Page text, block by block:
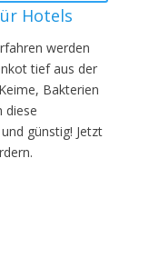
Hotels
werden
tief aus der
Bakterien
diese
günstig! Jetzt